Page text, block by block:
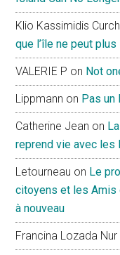
Klio Kassimidis
que l’île ne peut
VALERIE P on Not
Lippmann on Pas un
Catherine Jean on
reprend vie avec les
Letourneau on Le
citoyens et les Amis
à nouveau
Francina Lozada Nur